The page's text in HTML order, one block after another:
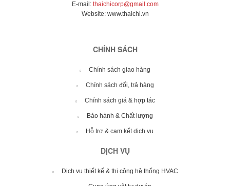
E-mail: thaichicorp@gmail.com
Website: www.thaichi.vn
CHÍNH SÁCH
Chính sách giao hàng
Chính sách đổi, trả hàng
Chính sách giá & hợp tác
Bảo hành & Chất lượng
Hỗ trợ & cam kết dịch vụ
DỊCH VỤ
Dịch vụ thiết kế & thi công hệ thống HVAC